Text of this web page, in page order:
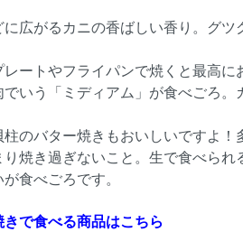
広がるカニの香ばしい香り。グ
ートやフライパンで焼くと最高
いう「ミディアム」が食べごろ。
のバター焼きもおいしいですよ
り焼き過ぎないこと。生で食べら
食べごろです。
で食べる商品はこちら